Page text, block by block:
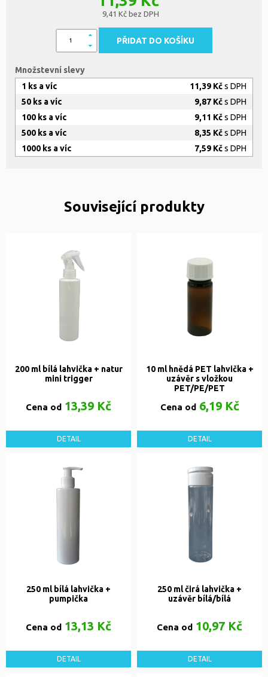
9,41 Kč bez DPH
PŘIDAT DO KOŠÍKU
Množstevní slevy
1 ks a víc
11,39 Kčs DPH
50 ks a víc
9,87 Kčs DPH
100 ks a víc
9,11 Kčs DPH
500 ks a víc
8,35 Kčs DPH
1000 ks a víc
7,59 Kčs DPH
Související produkty
200 ml bílá lahvička + natur
mini trigger
Cena od 13,39 Kč
DETAIL
10 ml hnědá PET lahvička +
uzávěr s vložkou
PET/PE/PET
Cena od6,19 Kč
DETAIL
250 ml bílá lahvička +
pumpička
Cena od 13,13 Kč
DETAIL
250 ml čirá lahvička +
uzávěr bílá/bílá
Cena od 10,97 Kč
DETAIL